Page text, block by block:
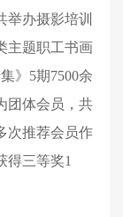
举办摄影培训
主题职工书画
》 5期7500余
团体会员，共
次推荐会员作
得三等奖1